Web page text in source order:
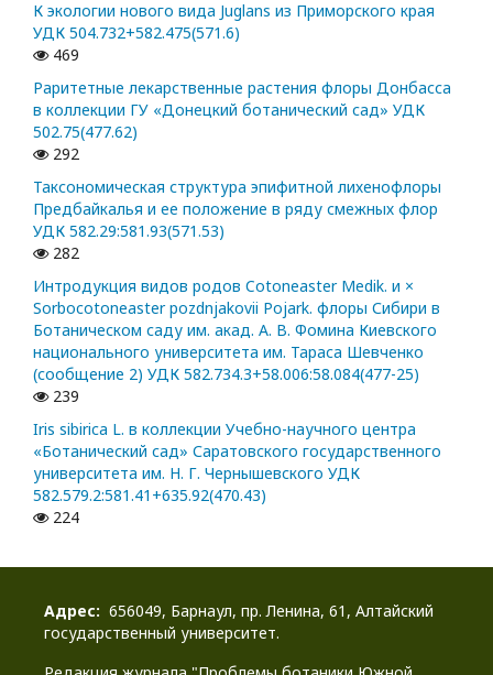
К экологии нового вида Juglans из Приморского края
УДК 504.732+582.475(571.6)
469
Раритетные лекарственные растения флоры Донбасса
в коллекции ГУ «Донецкий ботанический сад» УДК
502.75(477.62)
292
Таксономическая структура эпифитной лихенофлоры
Предбайкалья и ее положение в ряду смежных флор
УДК 582.29:581.93(571.53)
282
Интродукция видов родов Cotoneaster Medik. и ×
Sorbocotoneaster pozdnjakovii Pojark. флоры Сибири в
Ботаническом саду им. акад. А. В. Фомина Киевского
национального университета им. Тараса Шевченко
(сообщение 2) УДК 582.734.3+58.006:58.084(477-25)
239
Iris sibirica L. в коллекции Учебно-научного центра
«Ботанический сад» Саратовского государственного
университета им. Н. Г. Чернышевского УДК
582.579.2:581.41+635.92(470.43)
224
Адрес: 656049, Барнаул, пр. Ленина, 61, Алтайский
государственный университет.